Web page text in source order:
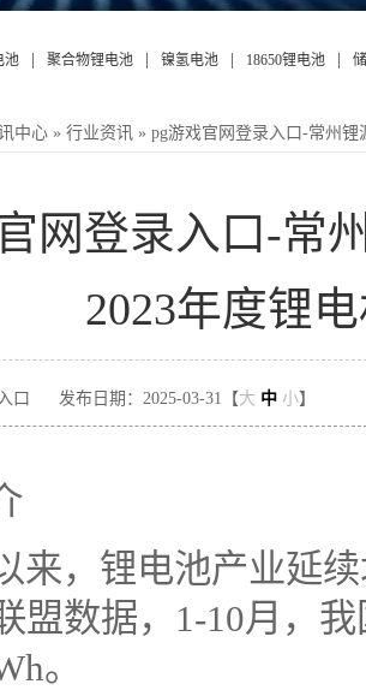
池 聚合物锂电池 镍氢电池 18650锂电池
中心 » 行业资讯 » pg游戏官网登录入口-常州锂
网登录入口-常
2023年度锂
口 发布日期：2025-03-31【大 中 小】
来，锂电池产业延
盟数据，1-10月，
。